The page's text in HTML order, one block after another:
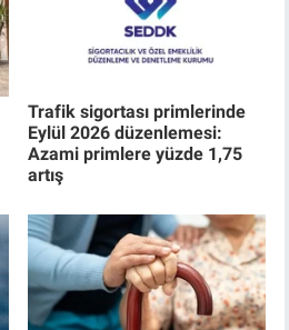
Trafik sigortası primlerinde
Eylül 2026 düzenlemesi:
Azami primlere yüzde 1,75
artış